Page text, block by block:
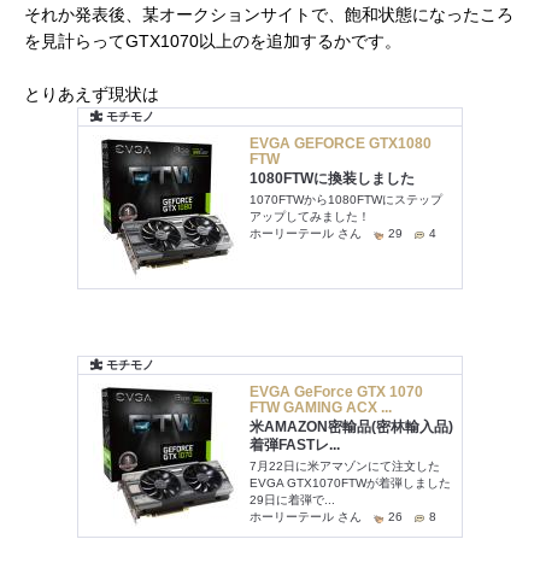
それか発表後、某オークションサイトで、飽和状態になったころ
を見計らってGTX1070以上のを追加するかです。
とりあえず現状は